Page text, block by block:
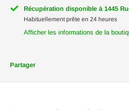
Récupération disponible à 1445
Habituellement prête en 24 heures
Afficher les informations de la
Partager